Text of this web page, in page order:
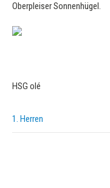
Oberpleiser Sonnenhügel.
HSG olé
1. Herren